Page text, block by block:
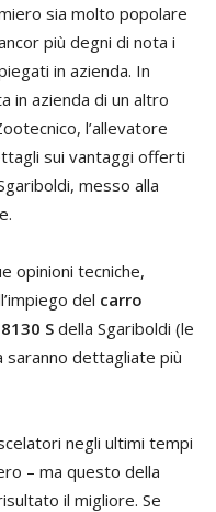
sia molto popolare
più degni di nota i
in azienda. In
in azienda di un altro
l’allevatore
sui vantaggi offerti
messo alla
opinioni tecniche,
del carro
S della Sgariboldi (le
saranno dettagliate più
negli ultimi tempi
– ma questo della
il migliore. Se